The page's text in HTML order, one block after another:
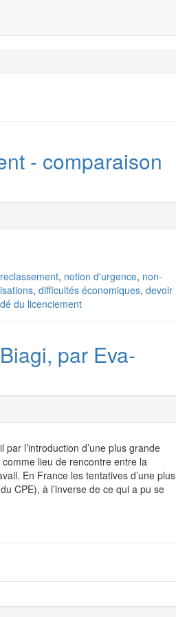
- comparaison
, notion d'urgence, non-
, difficultés économiques, devoir
du licenciement
par Eva-
l’introduction d’une plus grande
lieu de rencontre entre la
En France les tentatives d’une plus
CPE), à l’inverse de ce qui a pu se